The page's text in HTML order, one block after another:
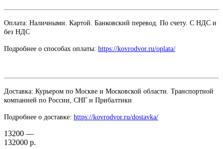
Оплата: Наличными. Картой. Банковский перевод. По счету. С НДС и
без НДС
Подробнее о способах оплаты: https://kovrodvor.ru/oplata/
Доставка: Курьером по Москве и Московской области. Транспортной
компанией по России, СНГ и Прибалтики
Подробнее о доставке: https://kovrodvor.ru/dostavka/
13200 —
132000 р.